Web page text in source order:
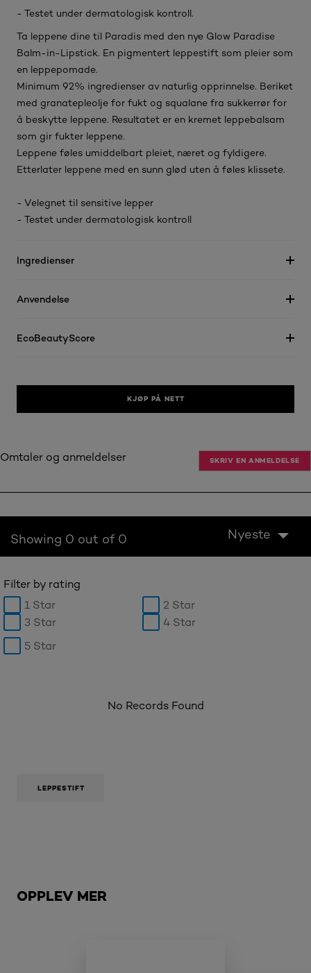
- Testet under dermatologisk kontroll.
Ta leppene dine til Paradis med den nye Glow Paradise
Balm-in-Lipstick. En pigmentert leppestift som pleier som
en leppepomade.
Minimum 92% ingredienser av naturlig opprinnelse. Beriket
med granatepleolje for fukt og squalane fra sukkerrør for
å beskytte leppene. Resultatet er en kremet leppebalsam
som gir fukter leppene.
Leppene føles umiddelbart pleiet, næret og fyldigere.
Etterlater leppene med en sunn glød uten å føles klissete.
- Velegnet til sensitive lepper
- Testet under dermatologisk kontroll
Ingredienser
Anvendelse
EcoBeautyScore
KJØP PÅ NETT
Omtaler og anmeldelser SKRIV EN ANMELDELSE
Showing 0 out of 0 Nyeste
Filter by rating
1 Star
2 Star
3 Star
4 Star
5 Star
No Records Found
LEPPESTIFT
OPPLEV MER